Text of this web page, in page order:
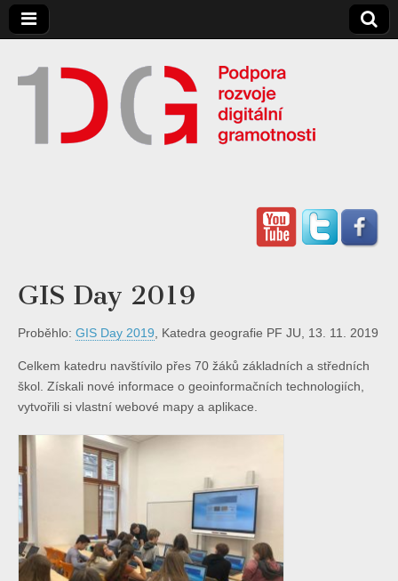
Gramotnost
GIS Day 2019
Proběhlo: GIS Day 2019, Katedra geografie PF JU, 13. 11. 2019
Celkem katedru navštívilo přes 70 žáků základních a středních
škol. Získali nové informace o geoinformačních technologiích,
vytvořili si vlastní webové mapy a aplikace.